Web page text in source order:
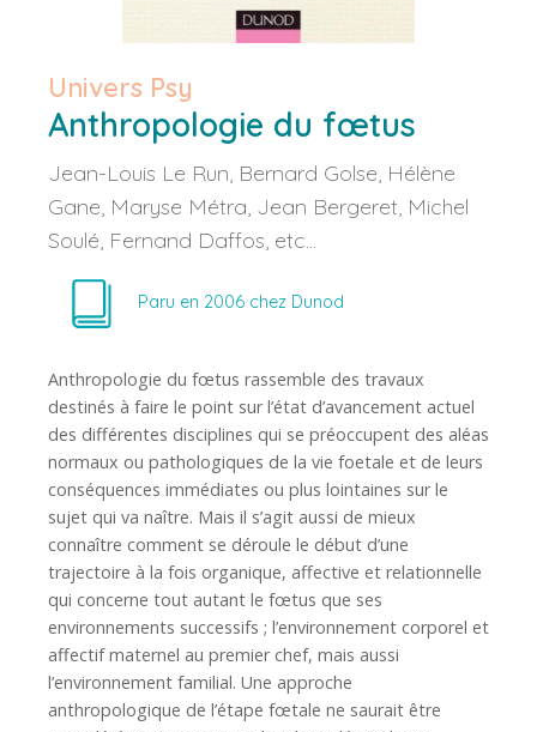
Univers Psy
Anthropologie du fœtus
Jean-Louis Le Run, Bernard Golse, Hélène
Gane, Maryse Métra, Jean Bergeret, Michel
Soulé, Fernand Daffos, etc...
Paru en 2006 chez Dunod
Anthropologie du fœtus rassemble des travaux
destinés à faire le point sur l’état d’avancement actuel
des différentes disciplines qui se préoccupent des aléas
normaux ou pathologiques de la vie foetale et de leurs
conséquences immédiates ou plus lointaines sur le
sujet qui va naître. Mais il s’agit aussi de mieux
connaître comment se déroule le début d’une
trajectoire à la fois organique, affective et relationnelle
qui concerne tout autant le fœtus que ses
environnements successifs ; l’environnement corporel et
affectif maternel au premier chef, mais aussi
l’environnement familial. Une approche
anthropologique de l’étape fœtale ne saurait être